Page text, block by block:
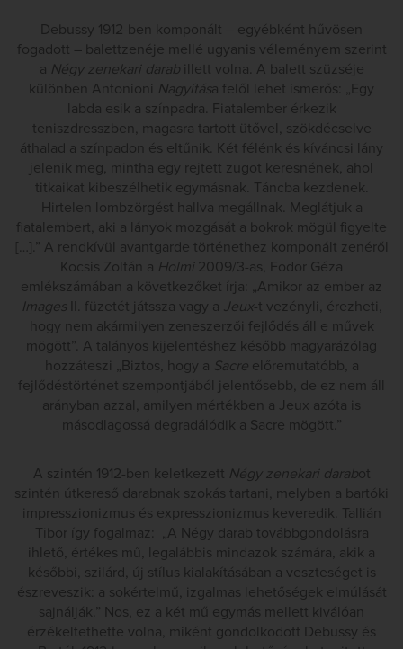
Debussy 1912-ben komponált – egyébként hűvösen
fogadott – balettzenéje mellé ugyanis véleményem szerint
a Négy zenekari darab
illett volna. A balett szüzséje
különben Antonioni
Nagyítása felől lehet ismerős: „Egy
labda esik a színpadra. Fiatalember érkezik
teniszdresszben, magasra tartott ütővel, szökdécselve
áthalad a színpadon és eltűnik. Két félénk és kíváncsi lány
jelenik meg, mintha egy rejtett zugot keresnének, ahol
titkaikat kibeszélhetik egymásnak. Táncba kezdenek.
Hirtelen lombzörgést hallva megállnak. Meglátjuk a
fiatalembert, aki a lányok mozgását a bokrok mögül figyelte
[…].” A rendkívül avantgarde történethez komponált zenéről
Kocsis Zoltán a Holmi 2009/3-as, Fodor Géza
emlékszámában a következőket írja: „Amikor az ember az
Images
II. füzetét játssza vagy a Jeux-t vezényli, érezheti,
hogy nem akármilyen zeneszerzői fejlődés áll e művek
mögött”. A talányos kijelentéshez később magyarázólag
hozzáteszi „Biztos, hogy a Sacre előremutatóbb, a
fejlődéstörténet szempontjából jelentősebb, de ez nem áll
arányban azzal, amilyen mértékben a Jeux azóta is
másodlagossá degradálódik a Sacre mögött.”
A szintén 1912-ben keletkezett Négy zenekari darabot
szintén útkereső darabnak szokás tartani, melyben a bartóki
impresszionizmus és expresszionizmus keveredik. Tallián
Tibor így fogalmaz: „A Négy darab továbbgondolásra
ihlető, értékes mű, legalábbis mindazok számára, akik a
későbbi, szilárd, új stílus kialakításában a veszteséget is
észreveszik: a sokértelmű, izgalmas lehetőségek elmúlását
sajnálják.” Nos, ez a két mű egymás mellett kiválóan
érzékeltethette volna, miként gondolkodott Debussy és